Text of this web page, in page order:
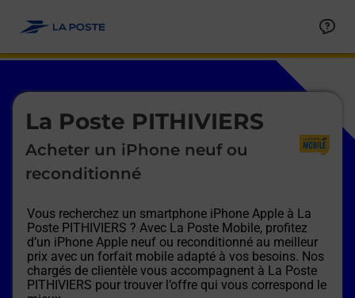
La Poste PITHIVIERS
Acheter un iPhone neuf ou
reconditionné
Vous recherchez un smartphone iPhone Apple à La
Poste PITHIVIERS ? Avec La Poste Mobile, profitez
d’un iPhone Apple neuf ou reconditionné au meilleur
prix avec un forfait mobile adapté à vos besoins. Nos
chargés de clientèle vous accompagnent à La Poste
PITHIVIERS pour trouver l’offre qui vous correspond le
Le lien s'ouvre dans un nouvel onglet